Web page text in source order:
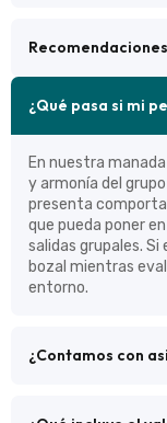
¿Qué pasa si mi
En nuestra
y armonía del
presenta
que pueda poner
salidas grupales.
bozal mientras
entorno.
¿Contamos con